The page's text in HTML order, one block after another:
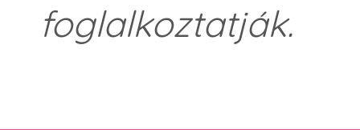
foglalkoztatják.